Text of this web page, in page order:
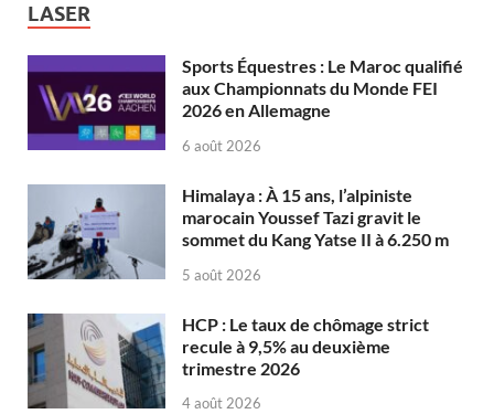
LASER
Sports Équestres : Le Maroc qualifié
aux Championnats du Monde FEI
2026 en Allemagne
6 août 2026
Himalaya : À 15 ans, l’alpiniste
marocain Youssef Tazi gravit le
sommet du Kang Yatse II à 6.250 m
5 août 2026
HCP : Le taux de chômage strict
recule à 9,5% au deuxième
trimestre 2026
4 août 2026